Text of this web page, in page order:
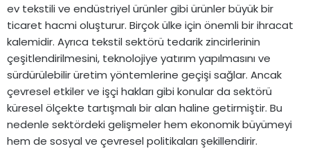
ev tekstili ve endüstriyel ürünler gibi ürünler büyük bir
ticaret hacmi oluşturur. Birçok ülke için önemli bir ihracat
kalemidir. Ayrıca tekstil sektörü tedarik zincirlerinin
çeşitlendirilmesini, teknolojiye yatırım yapılmasını ve
sürdürülebilir üretim yöntemlerine geçişi sağlar. Ancak
çevresel etkiler ve işçi hakları gibi konular da sektörü
küresel ölçekte tartışmalı bir alan haline getirmiştir. Bu
nedenle sektördeki gelişmeler hem ekonomik büyümeyi
hem de sosyal ve çevresel politikaları şekillendirir.